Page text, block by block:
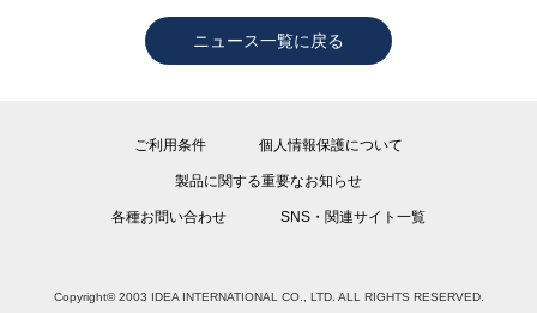
ニュース一覧に戻る
ご利用条件 個人情報保護について
製品に関する重要なお知らせ
各種お問い合わせ SNS・関連サイト一覧
Copyright© 2003 IDEA INTERNATIONAL CO., LTD. ALL RIGHTS RESERVED.